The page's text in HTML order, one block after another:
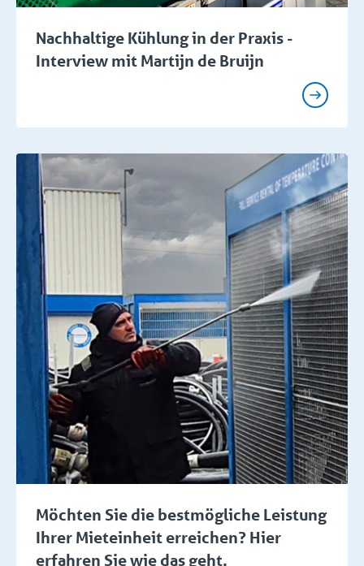
Nachhaltige Kühlung in der Praxis -
Interview mit Martijn de Bruijn
Möchten Sie die bestmögliche Leistung
Ihrer Mieteinheit erreichen? Hier
erfahren Sie wie das geht.